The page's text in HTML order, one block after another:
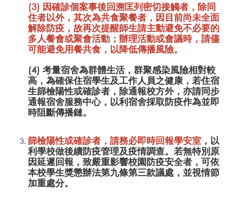
(3) 因確診個案事後回溯匡列密切接觸者，除同
住者以外，其次為共食聚餐者，因目前尚未全面
解除防疫，故再次提醒師生請主動避免不必要的
多人餐會或聚會活動；辦理活動或會議時，請儘
可能避免用餐共食 ，以降低傳播風險。
(4) 考量宿舍為群體生活，群聚感染風險相對較
高，為確保住宿學生及工作人員之健康，若住宿
生篩檢陽性或確診者，除通報校方外，亦請同步
通報宿舍服務中心，以利宿舍採取防疫作為並即
時阻斷傳播鏈。
篩檢陽性或確診者，請務必即時回報學安室 ，以
利學校做後續防疫管理及疫情調查。若無特別原
因延遲回報，致嚴重影響校園防疫安全者，可依
本校學生獎懲辦法第九條第三款議處，並視情節
加重處分。